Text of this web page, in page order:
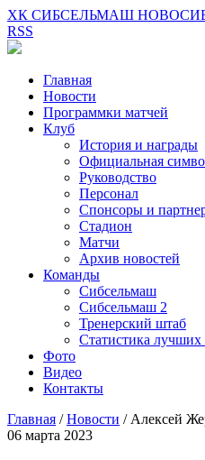
ХК СИБСЕЛЬМАШ
RSS
Главная
Новости
Программки матчей
Клуб
История и награды
Официальная
Руководство
Персонал
Спонсоры и
Стадион
Матчи
Архив новостей
Команды
Сибсельмаш
Сибсельмаш 2
Тренерский штаб
Статистика лучших
Фото
Видео
Контакты
Главная /Новости / Алексей
06 марта 2023